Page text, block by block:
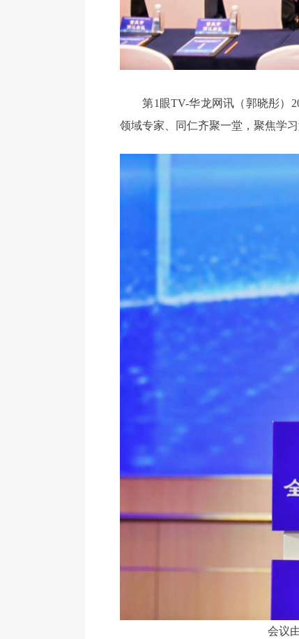
第1眼TV-华龙网讯（郭晓彤）
领域专家、同仁齐聚一堂，聚焦学
会议